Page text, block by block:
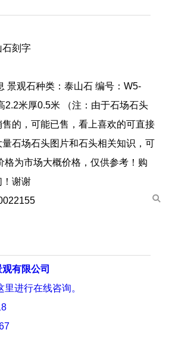
石刻字
景观石种类：泰山石 编号：W5-
2.2米厚0.5米 （注：由于石场石头
的，可能已售，看上喜欢的可直接
石场石头图片和石头相关知识，可
格为市场大概价格，仅供参考！购
！谢谢
有限公司